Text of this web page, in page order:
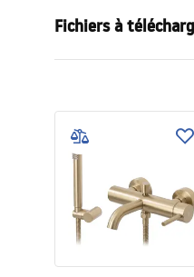
Méthode de montage
Couleur
Portée du bec
Technologie du
Diamètre de
Entraxe des raccords
Fichiers à